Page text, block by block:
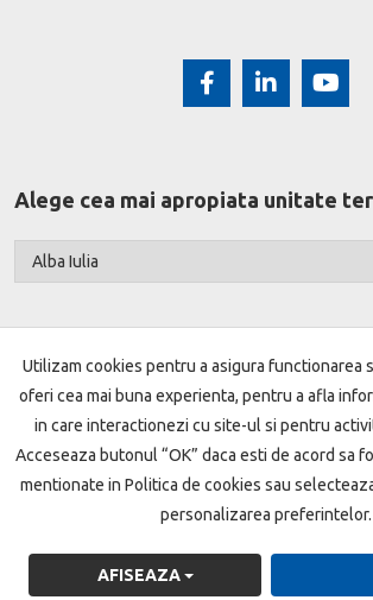
Alege cea mai apropiata unitate
Harta site Termeni si conditii
Protecţia datelor Politica de
Garantarea depozitelor ANPC
Sandbox Vanzari imobile Indici
Utilizam cookies pentru a asigura functionarea
oferi cea mai buna experienta, pentru a afla
in care interactionezi cu site-ul si pentru
Acceseaza butonul “OK” daca esti de acord sa
mentionate in Politica de cookies sau
personalizarea preferintelor.
AFISEAZA